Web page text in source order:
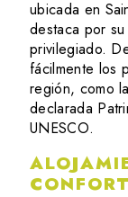
ubicada en
destaca por
privilegiado.
fácilmente los
región, como
declarada
UNESCO.